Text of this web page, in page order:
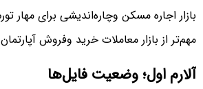
بازار اجاره مسکن وچاره‌‌‌‌اندیشی برای مهار
مهم‌تر از بازار معاملات خرید وفروش
آلارم اول؛ وضعیت فایل‌‌‌‌ها